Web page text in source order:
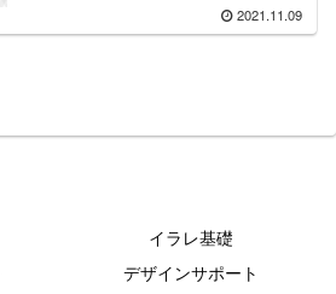
2021.11.09
イラレ基礎
デザインサポート